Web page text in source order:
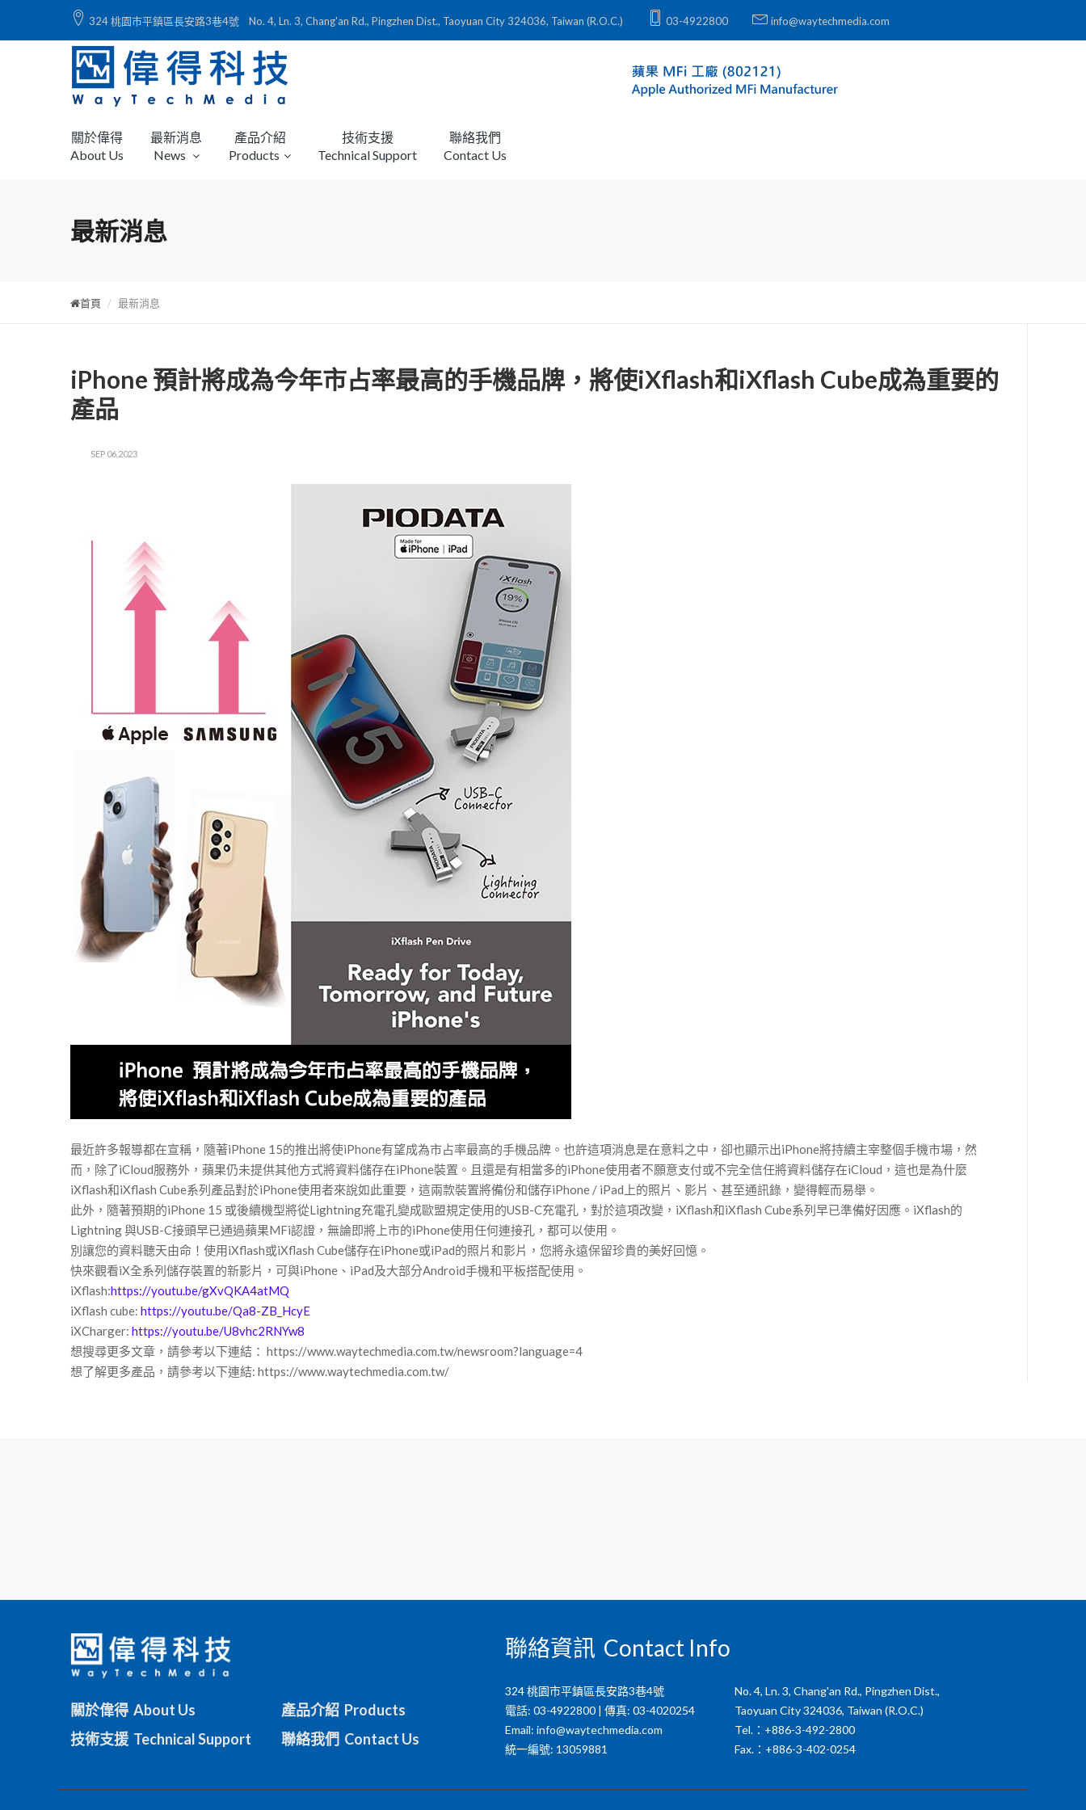
324 桃園市平鎮區長安路3巷4號 No. 4, Ln. 3, Chang'an Rd., Pingzhen Dist., Taoyuan City 324036, Taiwan (R.O.C.) 03-4922800 info@waytechmedia.com
關於偉得
About Us
最新消息
News
產品介紹
Products
技術支援
Technical Support
聯絡我們
Contact Us
最新消息
首頁 最新消息
iPhone 預計將成為今年市占率最高的手機品牌，將使iXflash和iXflash Cube成為重要的
產品
SEP 06,2023
最近許多報導都在宣稱，隨著iPhone 15的推出將使iPhone有望成為市占率最高的手機品牌。也許這項消息是在意料之中，卻也顯示出iPhone將持續主宰整個手機市場，然
而，除了iCloud服務外，蘋果仍未提供其他方式將資料儲存在iPhone裝置。且還是有相當多的iPhone使用者不願意支付或不完全信任將資料儲存在iCloud，這也是為什麼
iXflash和iXflash Cube系列產品對於iPhone使用者來說如此重要，這兩款裝置將備份和儲存iPhone / iPad上的照片、影片、甚至通訊錄，變得輕而易舉。
此外，隨著預期的iPhone 15 或後續機型將從Lightning充電孔變成歐盟規定使用的USB-C充電孔，對於這項改變，iXflash和iXflash Cube系列早已準備好因應。iXflash的
Lightning 與USB-C接頭早已通過蘋果MFi認證，無論即將上市的iPhone使用任何連接孔，都可以使用。
別讓您的資料聽天由命！使用iXflash或iXflash Cube儲存在iPhone或iPad的照片和影片，您將永遠保留珍貴的美好回憶。
快來觀看iX全系列儲存裝置的新影片，可與iPhone、iPad及大部分Android手機和平板搭配使用。
iXflash:https://youtu.be/gXvQKA4atMQ
iXflash cube: https://youtu.be/Qa8-ZB_HcyE
iXCharger: https://youtu.be/U8vhc2RNYw8
想搜尋更多文章，請參考以下連結： https://www.waytechmedia.com.tw/newsroom?language=4
想了解更多產品，請參考以下連結: https://www.waytechmedia.com.tw/
關於偉得 About Us
產品介紹 Products
技術支援 Technical Support
聯絡我們 Contact Us
聯絡資訊 Contact Info
324 桃園市平鎮區長安路3巷4號
電話: 03-4922800 | 傳真: 03-4020254
Email:info@waytechmedia.com
統一編號: 13059881
No. 4, Ln. 3, Chang'an Rd., Pingzhen Dist.,
Taoyuan City 324036, Taiwan (R.O.C.)
Tel.：+886-3-492-2800
Fax.：+886-3-402-0254